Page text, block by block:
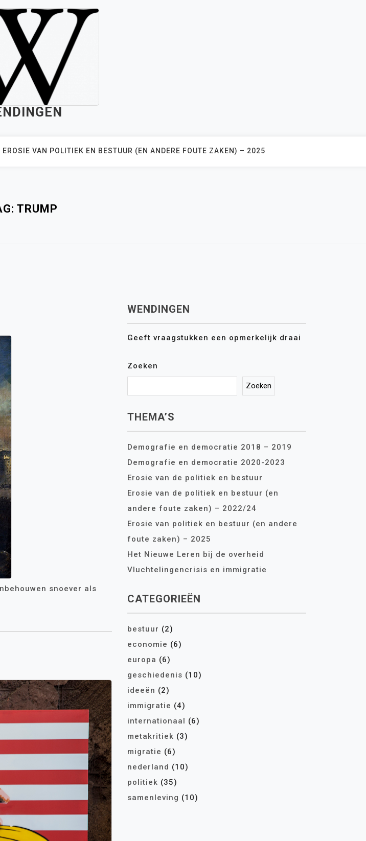
EROSIE VAN POLITIEK EN BESTUUR (EN ANDERE FOUTE ZAKEN) – 2025
TRUMP
snoever als
WENDINGEN
Geeft vraagstukken een opmerkelijk draai
Zoeken
Zoeken
THEMA’S
Demografie en democratie 2018 – 2019
Demografie en democratie 2020-2023
Erosie van de politiek en bestuur
Erosie van de politiek en bestuur (en
andere foute zaken) – 2022/24
Erosie van politiek en bestuur (en andere
foute zaken) – 2025
Het Nieuwe Leren bij de overheid
Vluchtelingencrisis en immigratie
CATEGORIEËN
bestuur (2)
economie (6)
europa (6)
geschiedenis (10)
ideeën (2)
immigratie (4)
internationaal (6)
metakritiek (3)
migratie (6)
nederland (10)
politiek (35)
samenleving (10)